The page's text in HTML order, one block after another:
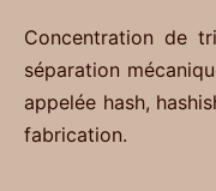
Concentration de
séparation
appelée hash,
fabrication.